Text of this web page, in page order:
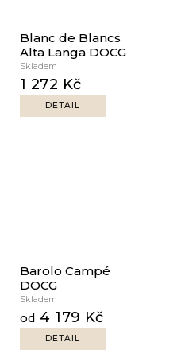
Blanc de Blancs
Alta Langa DOCG
Skladem
1 272 Kč
DETAIL
Barolo Campé
DOCG
Skladem
od 4 179 Kč
DETAIL